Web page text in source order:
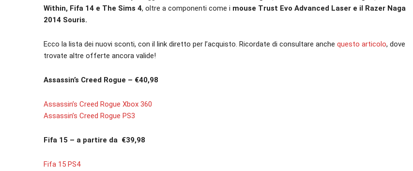
Within, Fifa 14 e The Sims 4, oltre a componenti come i mouse Trust Evo Advanced Laser e il Razer Naga
2014 Souris.
Ecco la lista dei nuovi sconti, con il link diretto per l’acquisto. Ricordate di consultare anche questo articolo, dove
trovate altre offerte ancora valide!
Assassin’s Creed Rogue – €40,98
Assassin’s Creed Rogue Xbox 360
Assassin’s Creed Rogue PS3
Fifa 15 – a partire da €39,98
Fifa 15 PS4